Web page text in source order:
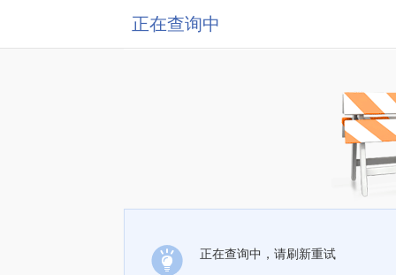
正在查询中
正在查询中，请刷新重试